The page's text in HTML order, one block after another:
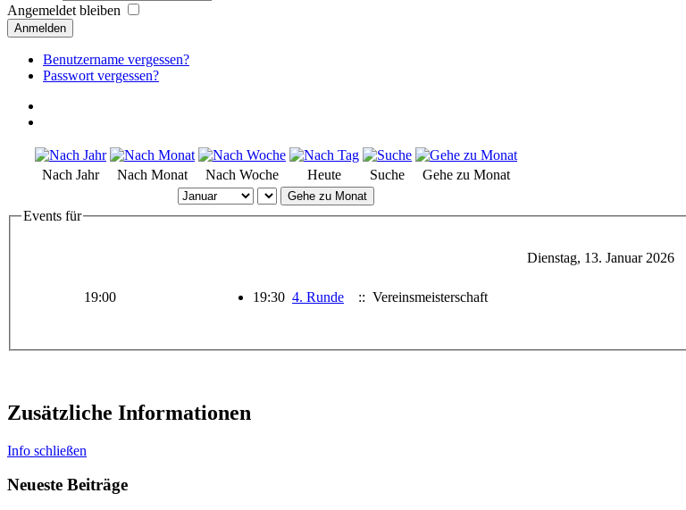
Angemeldet bleiben
Anmelden
Benutzername vergessen?
Passwort vergessen?
Nach Jahr Nach Monat Nach Woche Heute Suche Gehe zu Monat
Gehe zu Monat
Events für
Dienstag, 13. Januar 2026
19:00 19:30 4. Runde :: Vereinsmeisterschaft
Zusätzliche Informationen
Info schließen
Neueste Beiträge